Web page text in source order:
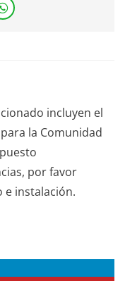
incluyen el
la Comunidad
por favor
e instalación.